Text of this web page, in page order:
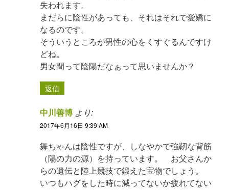
失われます。
まだらに陰性があっても、それはそれで愛嬌に
なるのです。
そういうところが男性の心をくすぐるんですけ
どね。
男女間って陰陽だなぁって思いませんか？
返信
中川善博 より:
2017年6月16日 9:39 AM
舞ちゃんは陰性ですが、しなやかで強靭な背筋
（陽の力の源）を持っています。 お父さんか
らの遺伝と陸上競技で鍛えた宝物でしょう。
いつもハグをした時に減ってないか疲れてない